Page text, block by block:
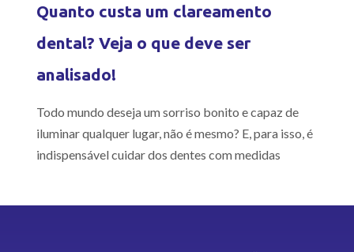
Quanto custa um clareamento
dental? Veja o que deve ser
analisado!
Todo mundo deseja um sorriso bonito e capaz de
iluminar qualquer lugar, não é mesmo? E, para isso, é
indispensável cuidar dos dentes com medidas